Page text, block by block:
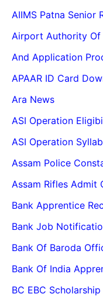
AIIMS Patna Senior
Airport Authority Of
And Application
APAAR ID Card
Ara News
ASI Operation
ASI Operation
Assam Police
Assam Rifles Admit
Bank Apprentice
Bank Job
Bank Of Baroda
Bank Of India
BC EBC